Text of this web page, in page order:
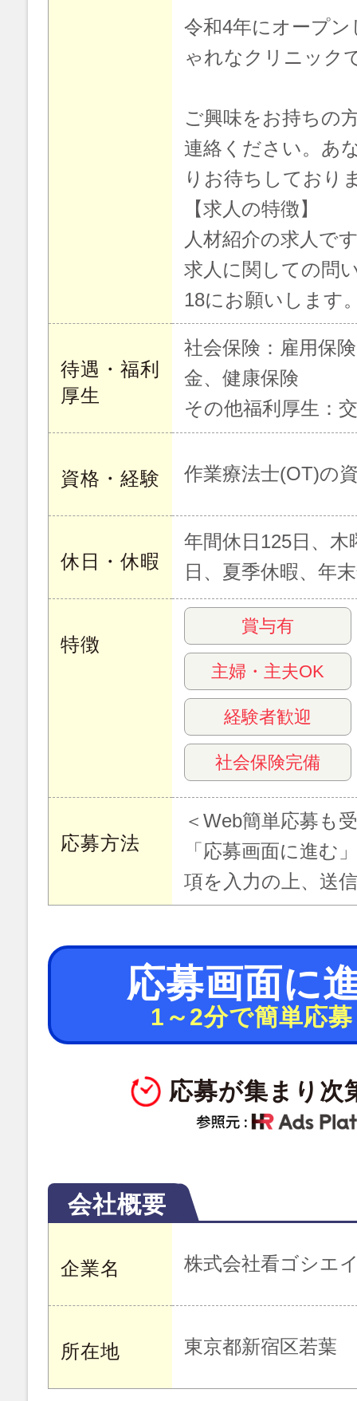
令和4年にオープ
ゃれなクリニック
ご興味をお持ちの
連絡ください。あ
りお待ちしており
【求人の特徴】
人材紹介の求人で
求人に関しての問
18にお願いします
待遇・福利
厚生
社会保険：雇用保
金、健康保険
その他福利厚生：
資格・経験 作業療法士(OT)の
休日・休暇
年間休日125日、木
日、夏季休暇、年
特徴
賞与有
主婦・主夫OK
経験者歓迎
社会保険完備
応募方法
＜Web簡単応募も
「応募画面に進む
項を入力の上、送
応募画面に
1～2分で簡単応
応募が集まり次
会社概要
企業名 株式会社看ゴシエ
所在地 東京都新宿区若葉